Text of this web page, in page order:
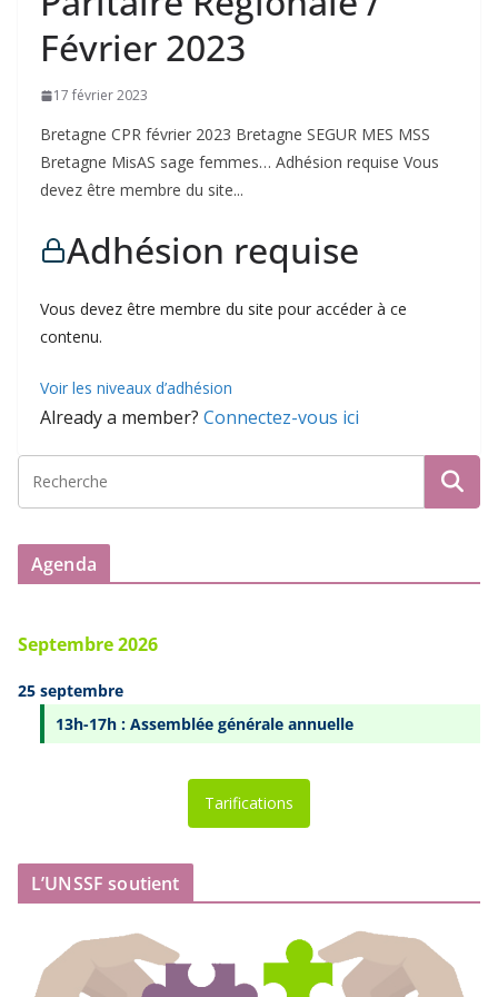
Février 2023
17 février 2023
Bretagne CPR février 2023 Bretagne SEGUR MES MSS
Bretagne MisAS sage femmes… Adhésion requise Vous
devez être membre du site...
Adhésion requise
Vous devez être membre du site pour accéder à ce
contenu.
Voir les niveaux d’adhésion
Already a member? Connectez-vous ici
Agenda
Septembre 2026
25 septembre
13h-17h : Assemblée générale annuelle
Tarifications
L’UNSSF soutient